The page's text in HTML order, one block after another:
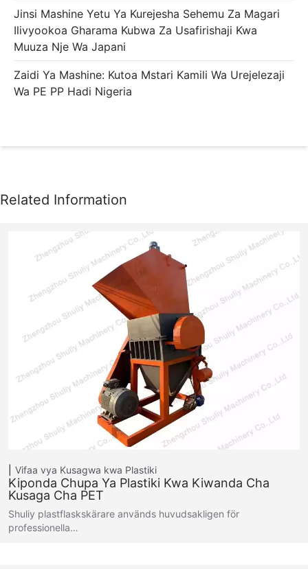
Jinsi Mashine Yetu Ya Kurejesha Sehemu Za Magari
Ilivyookoa Gharama Kubwa Za Usafirishaji Kwa
Muuza Nje Wa Japani
Zaidi Ya Mashine: Kutoa Mstari Kamili Wa Urejelezaji
Wa PE PP Hadi Nigeria
Vifaa vya Kusagwa kwa Plastiki
Kiponda Chupa Ya Plastiki Kwa Kiwanda Cha
Kusaga Cha PET
Shuliy plastflaskskärare används huvudsakligen för
professionella…